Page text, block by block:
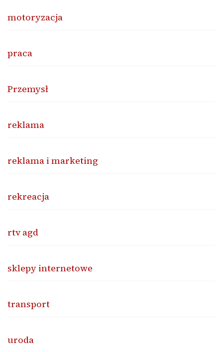
motoryzacja
praca
Przemysł
reklama
reklama i marketing
rekreacja
rtv agd
sklepy internetowe
transport
uroda